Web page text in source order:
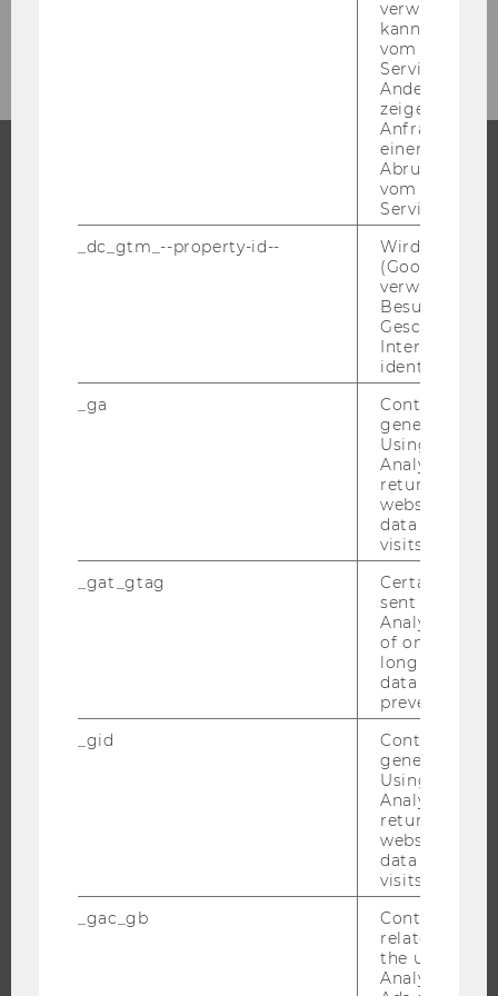
WARUM WU?
BEWERBUNG UND ZULASSUNG
INTERNATIONALE UND INCOMING EXCHANGE STUDIERENDE
ANGEBOTE FÜR SCHULEN UND STUDIENINTERESSIERTE
IMPACT DER FORSCHUNG
UNIVERSITÄT
verwendet
kann, um
vom AMP-
Service
Andere
zeigen Opt-
Anfrage im
einen Fehler
Abrufen
vom AMP
Service an.
_dc_gtm_--property-id--
Wird von
(Google Tag
verwendet,
Besucher
Geschlecht
Interessen zu
identifizieren.
_ga
Contains a
generated
Using this
Analytics can
returning
website and
data from
visits.
_gat_gtag
Certain data
sent to
Analytics a
of once per
long as it is
data
prevented.
_gid
Contains a
generated
Using this
Analytics can
returning
website and
data from
visits.
_gac_gb
Contains
related
the user. If
Analytics and